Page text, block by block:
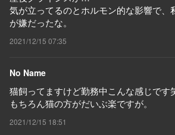
気が立ってるのとホルモン的な影響で、
が嫌だったな。
2021/12/15 07:35
No Name
猫飼ってますけど勤務中こんな感じです
もちろん猫の方がだいぶ楽ですが。
2021/12/15 18:51